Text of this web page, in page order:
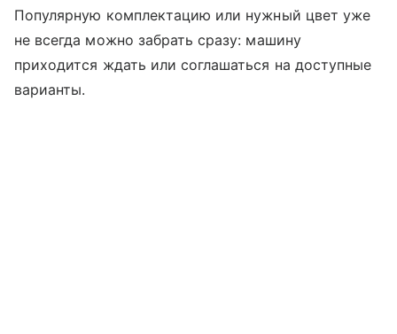
Популярную комплектацию или нужный цвет уже
не всегда можно забрать сразу: машину
приходится ждать или соглашаться на доступные
варианты.